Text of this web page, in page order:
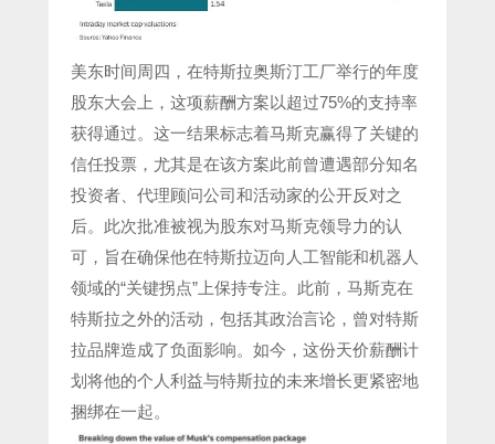
美东时间周四，在特斯拉奥斯汀工厂举行的年度
股东大会上，这项薪酬方案以超过75%的支持率
获得通过。这一结果标志着马斯克赢得了关键的
信任投票，尤其是在该方案此前曾遭遇部分知名
投资者、代理顾问公司和活动家的公开反对之
后。此次批准被视为股东对马斯克领导力的认
可，旨在确保他在特斯拉迈向人工智能和机器人
领域的“关键拐点”上保持专注。此前，马斯克在
特斯拉之外的活动，包括其政治言论，曾对特斯
拉品牌造成了负面影响。如今，这份天价薪酬计
划将他的个人利益与特斯拉的未来增长更紧密地
捆绑在一起。